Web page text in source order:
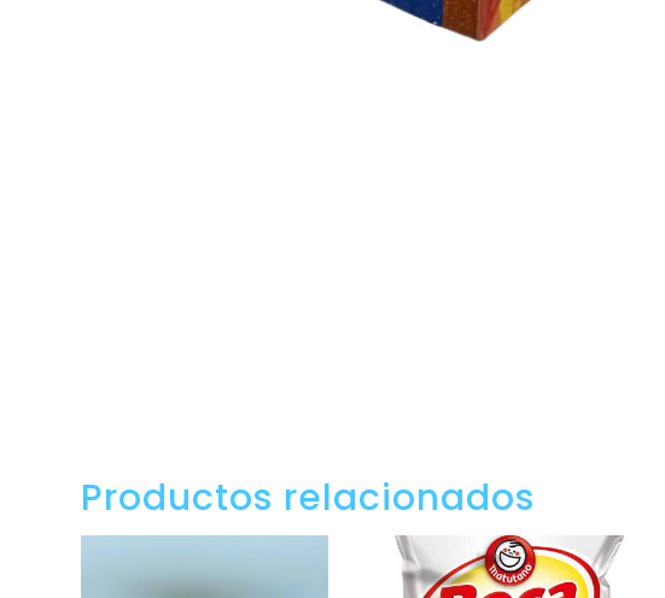
Productos relacionados